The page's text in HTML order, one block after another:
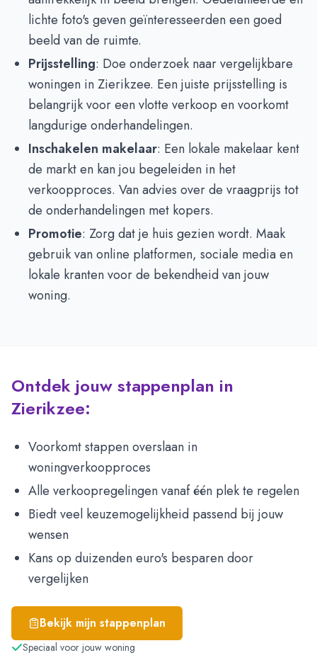
lichte foto's geven geïnteresseerden een goed
beeld van de ruimte.
Prijsstelling: Doe onderzoek naar vergelijkbare
woningen in Zierikzee. Een juiste prijsstelling is
belangrijk voor een vlotte verkoop en voorkomt
langdurige onderhandelingen.
Inschakelen makelaar: Een lokale makelaar kent
de markt en kan jou begeleiden in het
verkoopproces. Van advies over de vraagprijs tot
de onderhandelingen met kopers.
Promotie: Zorg dat je huis gezien wordt. Maak
gebruik van online platformen, sociale media en
lokale kranten voor de bekendheid van jouw
woning.
Ontdek jouw stappenplan in
Zierikzee:
Voorkomt stappen overslaan in
woningverkoopproces
Alle verkoopregelingen vanaf één plek te regelen
Biedt veel keuzemogelijkheid passend bij jouw
wensen
Kans op duizenden euro's besparen door
vergelijken
Bekijk mijn stappenplan
Speciaal voor jouw woning